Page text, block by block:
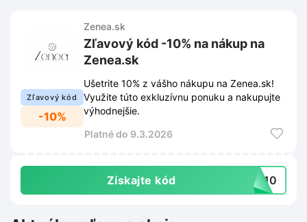
Zľavový kód
-10%
Zenea.sk
Zľavový kód -10% na nákup na
Zenea.sk
Ušetrite 10% z vášho nákupu na Zenea.sk!
Využite túto exkluzívnu ponuku a nakupujte
výhodnejšie.
Platné do 9.3.2026
Získajte kód VE10